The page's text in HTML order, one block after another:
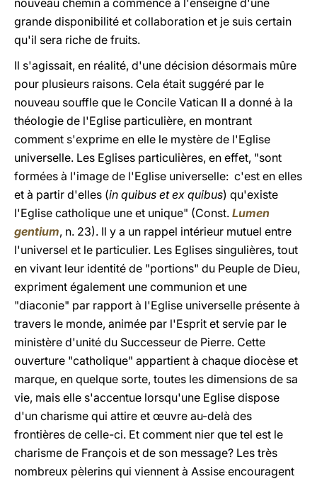
nouveau chemin a commencé à l'enseigne d'une
grande disponibilité et collaboration et je suis certain
qu'il sera riche de fruits.
Il s'agissait, en réalité, d'une décision désormais mûre
pour plusieurs raisons. Cela était suggéré par le
nouveau souffle que le Concile Vatican II a donné à la
théologie de l'Eglise particulière, en montrant
comment s'exprime en elle le mystère de l'Eglise
universelle. Les Eglises particulières, en effet, "sont
formées à l'image de l'Eglise universelle: c'est en elles
et à partir d'elles (in quibus et ex quibus) qu'existe
l'Eglise catholique une et unique" (Const. Lumen
gentium, n. 23). Il y a un rappel intérieur mutuel entre
l'universel et le particulier. Les Eglises singulières, tout
en vivant leur identité de "portions" du Peuple de Dieu,
expriment également une communion et une
"diaconie" par rapport à l'Eglise universelle présente à
travers le monde, animée par l'Esprit et servie par le
ministère d'unité du Successeur de Pierre. Cette
ouverture "catholique" appartient à chaque diocèse et
marque, en quelque sorte, toutes les dimensions de sa
vie, mais elle s'accentue lorsqu'une Eglise dispose
d'un charisme qui attire et œuvre au-delà des
frontières de celle-ci. Et comment nier que tel est le
charisme de François et de son message? Les très
nombreux pèlerins qui viennent à Assise encouragent